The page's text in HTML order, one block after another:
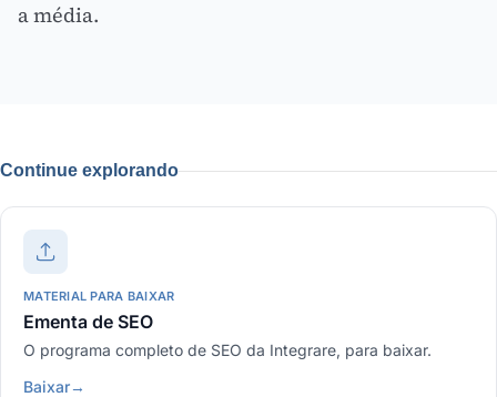
a média.
Continue explorando
MATERIAL PARA BAIXAR
Ementa de SEO
O programa completo de SEO da Integrare, para baixar.
Baixar→